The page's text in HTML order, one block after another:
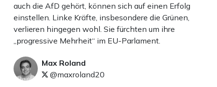
auch die AfD gehört, können sich auf einen Erfolg
einstellen. Linke Kräfte, insbesondere die Grünen,
verlieren hingegen wohl. Sie fürchten um ihre
„progressive Mehrheit“ im EU-Parlament.
Max Roland
@maxroland20